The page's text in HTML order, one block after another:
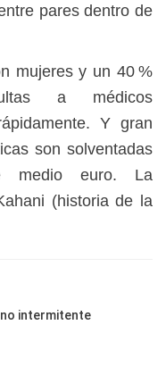
pares dentro de
mujeres y un 40 %
a médicos
Ygran
son solventadas
medio euro. La
(historia de la
intermitente